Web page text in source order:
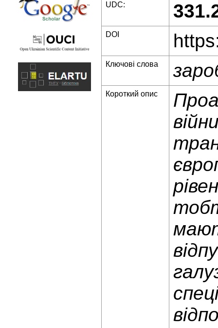
UDC:
DOI
Ключові слова
Короткий опис